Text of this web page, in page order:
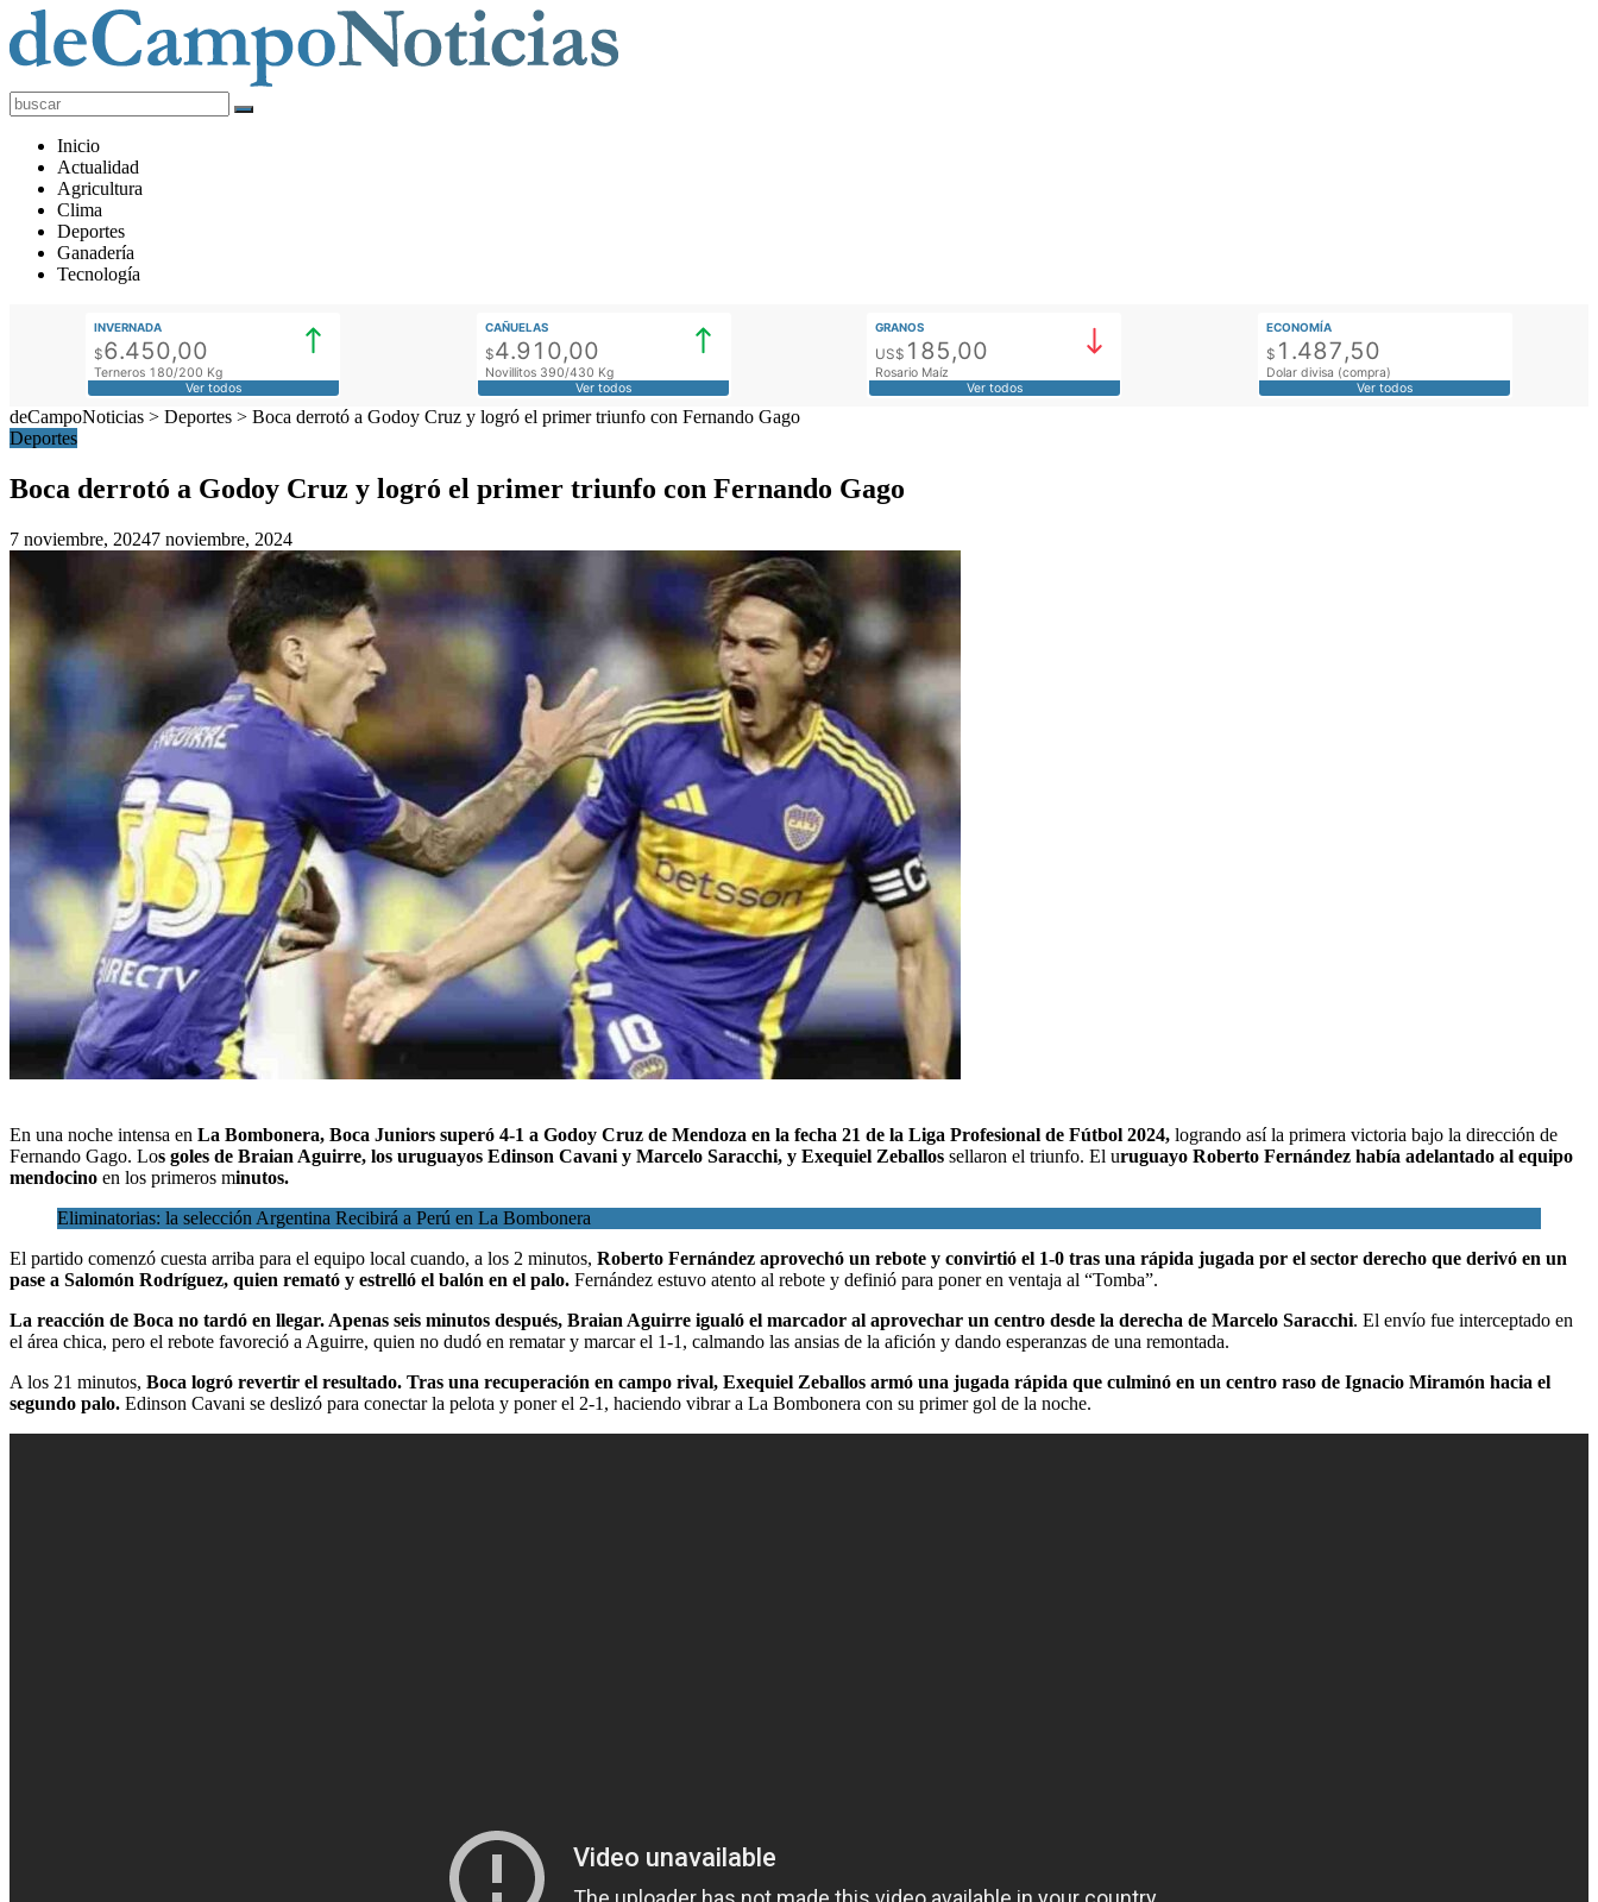
deCampoNoticias
Actualidad
Agropecuaria
Inicio
Actualidad
Agricultura
Clima
Deportes
Ganadería
Tecnología
INVERNADA
$6.450,00
Terneros 180/200 Kg
Ver todos
CAÑUELAS
$4.910,00
Novillitos 390/430 Kg
Ver todos
GRANOS
US$ 185,00
Rosario Maíz
Ver todos
ECONOMÍA
$ 1.487,50
Dolar divisa (compra)
Ver todos
deCampoNoticias > Deportes > Boca derrotó a Godoy Cruz y logró el primer triunfo con Fernando Gago
Deportes
Boca derrotó a Godoy Cruz y logró el primer triunfo con Fernando Gago
7 noviembre, 20247 noviembre, 2024
En una noche intensa en La Bombonera, Boca Juniors superó 4-1 a Godoy Cruz de Mendoza en la fecha 21 de la Liga Profesional de Fútbol 2024, logrando así la primera victoria bajo la dirección de
Fernando Gago. Los goles de Braian Aguirre, los uruguayos Edinson Cavani y Marcelo Saracchi, y Exequiel Zeballos sellaron el triunfo. El uruguayo Roberto Fernández había adelantado al equipo
mendocino en los primeros minutos.
Eliminatorias: la selección Argentina Recibirá a Perú en La Bombonera
El partido comenzó cuesta arriba para el equipo local cuando, a los 2 minutos, Roberto Fernández aprovechó un rebote y convirtió el 1-0 tras una rápida jugada por el sector derecho que derivó en un
pase a Salomón Rodríguez, quien remató y estrelló el balón en el palo. Fernández estuvo atento al rebote y definió para poner en ventaja al “Tomba”.
La reacción de Boca no tardó en llegar. Apenas seis minutos después, Braian Aguirre igualó el marcador al aprovechar un centro desde la derecha de Marcelo Saracchi. El envío fue interceptado en
el área chica, pero el rebote favoreció a Aguirre, quien no dudó en rematar y marcar el 1-1, calmando las ansias de la afición y dando esperanzas de una remontada.
A los 21 minutos, Boca logró revertir el resultado. Tras una recuperación en campo rival, Exequiel Zeballos armó una jugada rápida que culminó en un centro raso de Ignacio Miramón hacia el
segundo palo. Edinson Cavani se deslizó para conectar la pelota y poner el 2-1, haciendo vibrar a La Bombonera con su primer gol de la noche.